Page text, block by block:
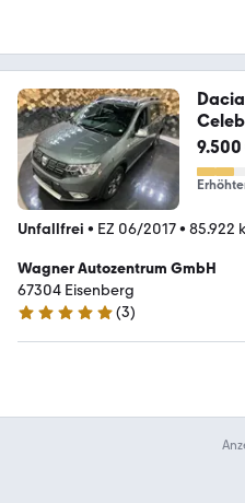
Unfallfrei • EZ 06/2017• 85.922
Wagner Autozentrum GmbH
67304 Eisenberg
5 Sterne
(3)